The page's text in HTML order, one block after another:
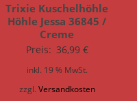
Trixie Kuschelhöhle
Höhle Jessa 36845 /
Creme
Preis: 36,99 €
inkl. 19 % MwSt.
zzgl. Versandkosten